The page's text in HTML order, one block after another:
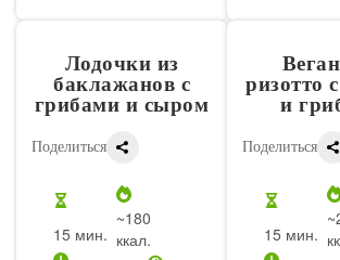
Лодочки из
баклажанов с
грибами и сыром
Поделиться
15 мин.
~180
ккал.
ризотто
и
Поделиться
15 мин.